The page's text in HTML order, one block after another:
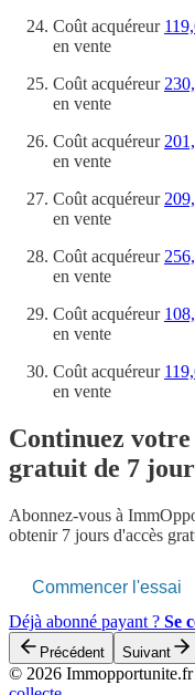
Coût acquéreur
en vente
Coût acquéreur
en vente
Coût acquéreur
en vente
Coût acquéreur
en vente
Coût acquéreur
en vente
Coût acquéreur
en vente
Coût acquéreur
en vente
Continuez votre
gratuit de 7
Abonnez-vous à
obtenir 7 jours d'accès
Commencer l'essai
Déjà abonné payant ? Se
Précédent Suivant
© 2026 Immopportunite.fr